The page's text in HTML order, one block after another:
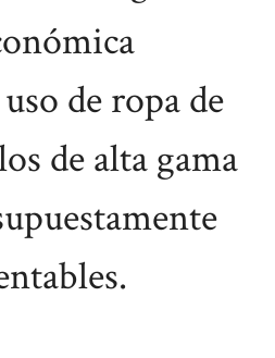
de ropa de
de alta gama